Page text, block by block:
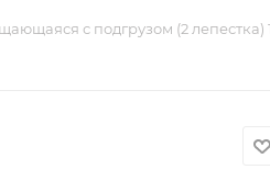
с подгрузом (2 лепестка)